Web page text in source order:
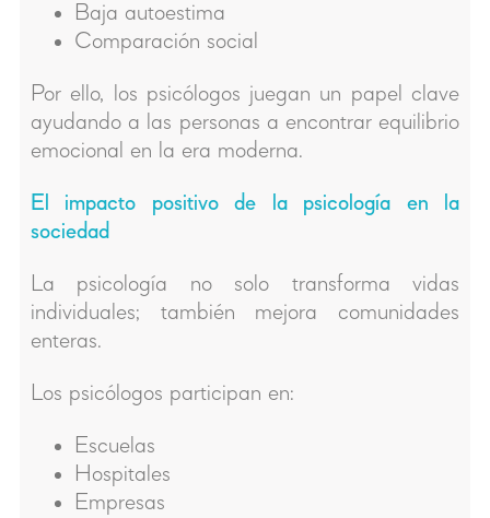
Baja autoestima
Comparación social
Por ello, los psicólogos juegan un papel clave
ayudando a las personas a encontrar equilibrio
emocional en la era moderna.
El impacto positivo de la psicología en la
sociedad
La psicología no solo transforma vidas
individuales; también mejora comunidades
enteras.
Los psicólogos participan en:
Escuelas
Hospitales
Empresas